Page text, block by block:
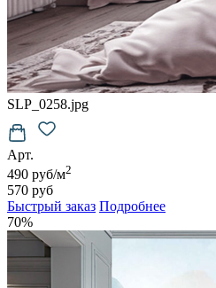
SLP_0258.jpg
Арт.
490 руб/м2
570 руб
Быстрый заказ Подробнее
70%